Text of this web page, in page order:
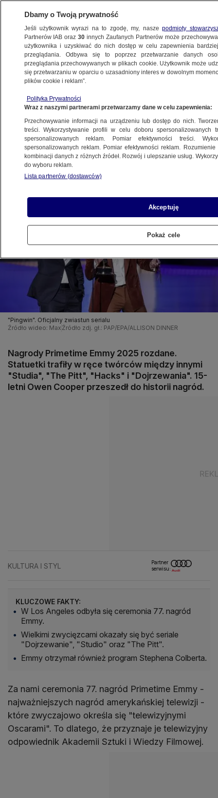
KULTURA I STYL
najlepszymi serialami
Tomasz-Marcin Wrona
15.09.2025, 05:40
Posłuchaj artykułu
Czyta lektor AI
"Pingwin". Oficjalny zwiastun serialu
Źródło wideo: Max Źródło zdj. gł.: PAP/EPA/ALLISON DINNER
Nagrody Primetime Emmy 2025 rozdane.
Statuetki trafiły w ręce twórców między innymi
"Studia", "The Pitt", "Hacks" i "Dojrzewania". 15-
letni Owen Cooper przeszedł do historii nagród.
KULTURA I STYL
Partner
serwisu:
KLUCZOWE FAKTY:
W Los Angeles odbyła się ceremonia 77. nagród
Emmy.
Wielkimi zwycięzcami okazały się być seriale
"Dojrzewanie", "Studio" oraz "The Pitt".
Emmy otrzymał również program Stephena Colberta.
Za nami ceremonia 77. nagród Primetime Emmy -
najważniejszych nagród amerykańskiej telewizji -
które zwyczajowo określa się "telewizyjnymi
Oscarami". To dlatego, że przyznaje je telewizyjny
odpowiednik Akademii Sztuki i Wiedzy Filmowej.
Dbamy o Twoją prywatność
Jeśli użytkownik wyrazi na to zgodę, my, naszepodmioty
Partnerów IAB oraz30 innych Zaufanych Partnerów może
użytkownika i uzyskiwać do nich dostęp w celu zapewnienia
przeglądania. Odbywa się to poprzez przetwarzanie danych
przeglądania przechowywanych w plikach cookie. Użytkownik może
się przetwarzaniu w oparciu o uzasadniony interes w dowolnym
plików cookie i reklam”.
Polityka Prywatności
Wraz z naszymi partnerami przetwarzamy dane w celu zapewnienia:
Przechowywanie informacji na urządzeniu lub dostęp do nich.
treści. Wykorzystywanie profili w celu doboru spersonalizowanych
spersonalizowanych reklam. Pomiar efektywności treści.
spersonalizowanych reklam. Pomiar efektywności reklam.
kombinacji danych z różnych źródeł. Rozwój i ulepszanie usług.
do wyboru reklam.
Lista partnerów (dostawców)
Akceptuję
Pokaż cele